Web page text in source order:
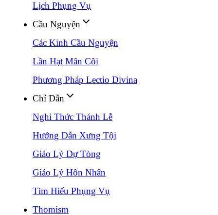
Lịch Phụng Vụ
Cầu Nguyện
Các Kinh Cầu Nguyện
Lần Hạt Mân Côi
Phương Pháp Lectio Divina
Chỉ Dẫn
Nghi Thức Thánh Lễ
Hướng Dẫn Xưng Tội
Giáo Lý Dự Tòng
Giáo Lý Hôn Nhân
Tìm Hiểu Phụng Vụ
Thomism